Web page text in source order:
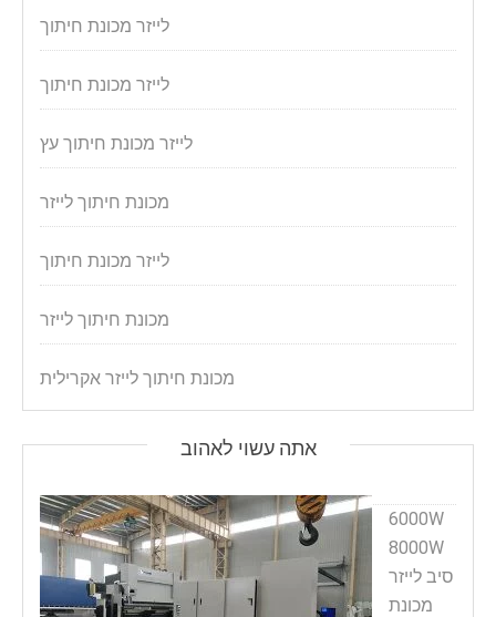
לייזר מכונת חיתוך
לייזר מכונת חיתוך
לייזר מכונת חיתוך עץ
מכונת חיתוך לייזר
לייזר מכונת חיתוך
מכונת חיתוך לייזר
מכונת חיתוך לייזר אקרילית
אתה עשוי לאהוב
6000W
8000W
סיב לייזר
מכונת